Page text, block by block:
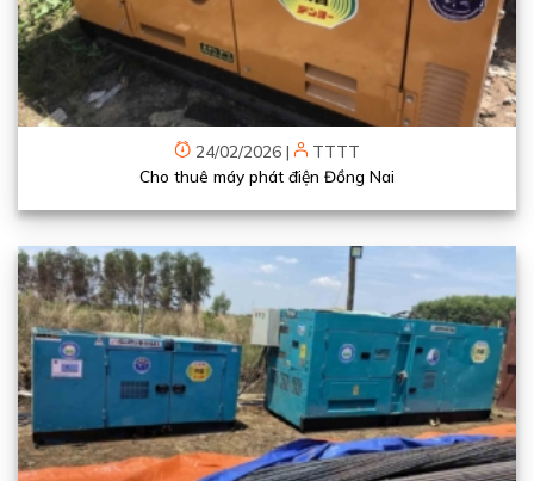
24/02/2026 |
TTTT
Cho thuê máy phát điện Đồng Nai